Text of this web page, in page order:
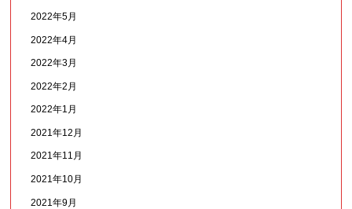
2022年5月
2022年4月
2022年3月
2022年2月
2022年1月
2021年12月
2021年11月
2021年10月
2021年9月